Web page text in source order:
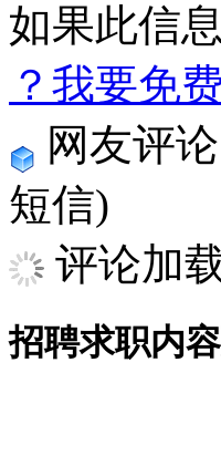
如果此信
？我要免
网友评论
短信)
评论加
招聘求职内